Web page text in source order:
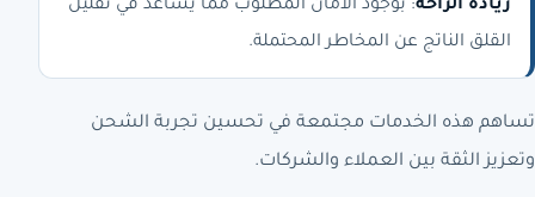
زيادة الراحة: بوجود الأمان المطلوب مما يساعد في تقليل
القلق الناتج عن المخاطر المحتملة.
تساهم هذه الخدمات مجتمعة في تحسين تجربة الشحن
وتعزيز الثقة بين العملاء والشركات.